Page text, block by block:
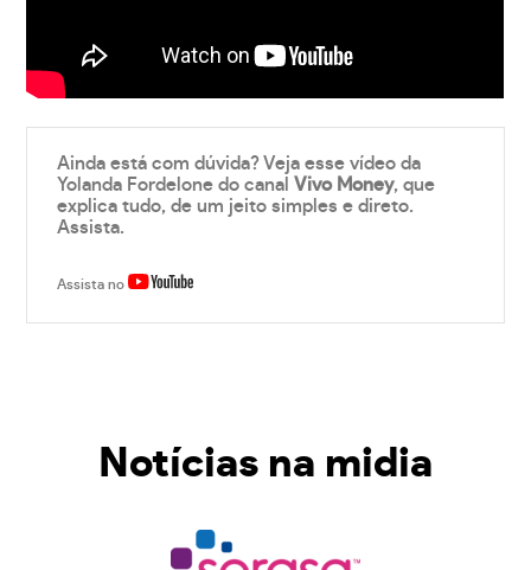
Ainda está com dúvida? Veja esse vídeo da
Yolanda Fordelone do canalVivo Money, que
explica tudo, de um jeito simples e direto.
Assista.
Assista no
Notícias na midia